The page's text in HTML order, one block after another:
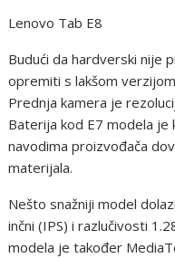
Lenovo Tab E8
Budući da hardverski nije
opremiti s lakšom
Prednja kamera je
Baterija kod E7 modela
navodima proizvođača
materijala.
Nešto snažniji model
inčni (IPS) i razlučivosti
modela je također